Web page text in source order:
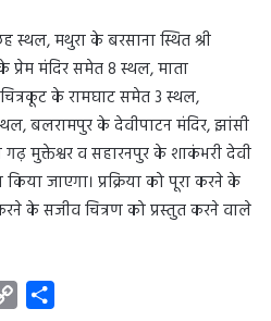
मथुरा के बरसाना स्थित श्री
प्रेम मंदिर समेत 8 स्थल, माता
के रामघाट समेत 3 स्थल,
बलरामपुर के देवीपाटन मंदिर, झांसी
मुक्तेश्वर व सहारनपुर के शाकंभरी देवी
जाएगा। प्रक्रिया को पूरा करने के
के सजीव चित्रण को प्रस्तुत करने वाले